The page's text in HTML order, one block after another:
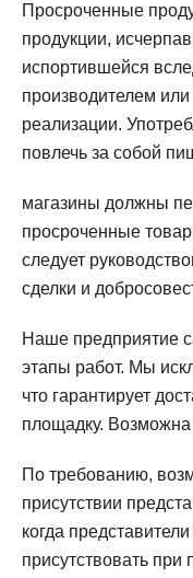
Просроченные
продукции,
испортившейся
производителем
реализации.
повлечь за собой
магазины должны
просроченные
следует
сделки и
Наше предприятие
этапы работ. Мы
что гарантирует
площадку.
По требованию,
присутствии
когда
присутствовать при